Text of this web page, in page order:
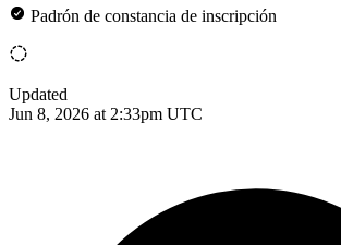
Padrón de constancia de inscripción
Updated
Jun 8, 2026 at 2:33pm UTC